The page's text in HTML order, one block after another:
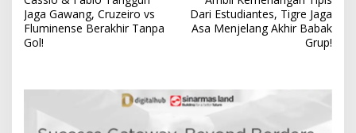
a
v
i
Jaga Gawang, Cruzeiro vs
Fluminense Berakhir Tanpa
Gol!
Dari Estudiantes, Tigre Jaga
Asa Menjelang Akhir Babak
Grup!